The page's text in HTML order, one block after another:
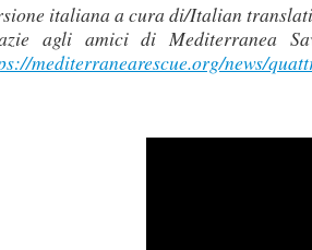
italiana a cura di/Italian
agli amici di Mediterranea
mediterranearescue.org/news/